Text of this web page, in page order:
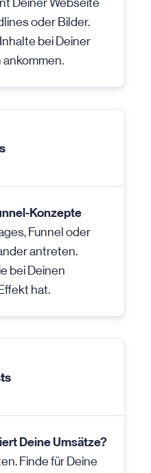
Deiner Webseite
oder Bilder.
bei Deiner
Konzepte
Funnel oder
antreten.
bei Deinen
hat.
Deine Umsätze?
Finde für Deine